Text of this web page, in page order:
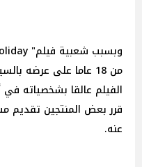
من 18 عاما على عرضه
الفيلم عالقا بشخصياته في
قرر بعض المنتجين
عنه.